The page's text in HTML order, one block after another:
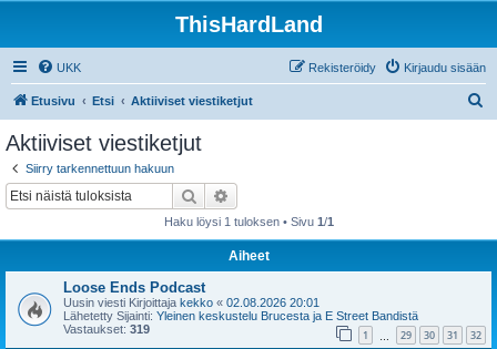
ThisHardLand
UKK Kirjaudu sisään
Rekisteröidy
Etusivu Etsi Aktiiviset viestiketjut
Aktiiviset viestiketjut
Siirry tarkennettuun hakuun
Etsi
Haku löysi 1 tuloksen • Sivu 1/1
Aiheet
Loose Ends Podcast
Uusin viesti Kirjoittaja kekko « 02.08.2026 20:01
Lähetetty Sijainti: Yleinen keskustelu Brucesta ja E Street Bandistä
Vastaukset: 319 1 29 30 31 32